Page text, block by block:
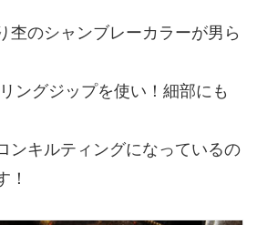
杢のシャンブレーカラーが男ら
ングジップを使い！細部にも
ンキルティングになっているの
！